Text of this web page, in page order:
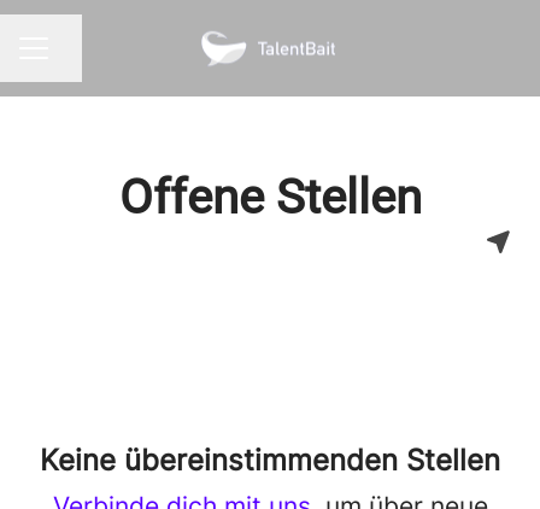
Offene Stellen
Keine übereinstimmenden Stellen